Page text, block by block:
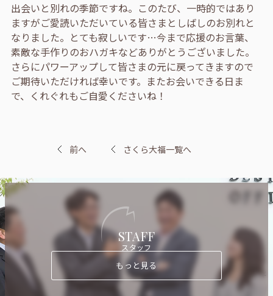
出会いと別れの季節ですね。このたび、一時的ではあり
ますがご愛読いただいている皆さまとしばしのお別れと
なりました。とても寂しいです…今まで応援のお言葉、
素敵な手作りのおハガキなどありがとうございました。
さらにパワーアップして皆さまの元に戻ってきますので
ご期待いただければ幸いです。またお会いできる日ま
で、くれぐれもご自愛くださいね！
前へ さくら大福一覧へ
STAFF
スタッフ
もっと見る